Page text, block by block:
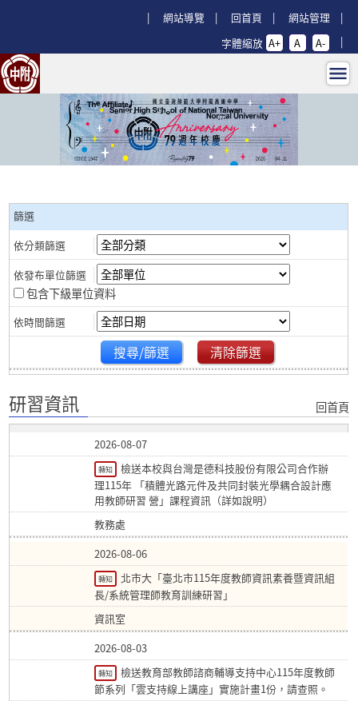
網站導覽
回首頁
網站管理
字體縮放 A+ A A-
研習資訊 - 回師大附中首頁
:::
篩選
包含下級單位資料
搜尋/篩選 清除篩選
研習資訊 回首頁
2026-08-07
轉知
檢送本校與台灣是德科技股份有限公司合作辦
理115年 「積體光路元件及共同封裝光學耦合設計應
用教師研習 營」課程資訊（詳如說明）
教務處
2026-08-06
轉知
北市大「臺北市115年度教師資訊素養暨資訊組
長/系統管理師教育訓練研習」
資訊室
2026-08-03
轉知
檢送教育部教師諮商輔導支持中心115年度教師
節系列「雲支持線上講座」實施計畫1份，請查照。